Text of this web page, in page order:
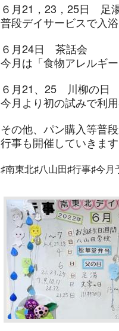
６月21，23，25日 足
普段デイサービスで入
６月24日 茶話会
今月は「食物アレルギ
６月21、25 川柳の日
今月より初の試みで利
その他、パン購入等普
行事も開催していきます
♯南東北♯八山田♯行事♯今月